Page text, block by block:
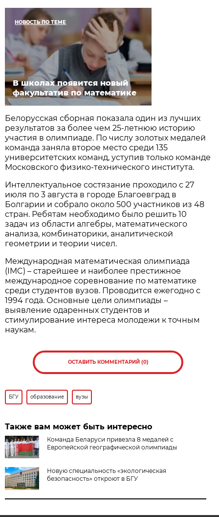
НОВОСТЬ ПО ТЕМЕ
В школах появится новый
факультатив по математике
Белорусская сборная показала один из лучших
результатов за более чем 25-летнюю историю
участия в олимпиаде. По числу золотых медалей
команда заняла второе место среди 135
университетских команд, уступив только команде
Московского физико-технического института.
Интеллектуальное состязание проходило с 27
июля по 3 августа в городе Благоевград в
Болгарии и собрало около 500 участников из 48
стран. Ребятам необходимо было решить 10
задач из области алгебры, математического
анализа, комбинаторики, аналитической
геометрии и теории чисел.
Международная математическая олимпиада
(IMC) – старейшее и наиболее престижное
международное соревнование по математике
среди студентов вузов. Проводится ежегодно с
1994 года. Основные цели олимпиады –
выявление одаренных студентов и
стимулирование интереса молодежи к точным
наукам.
ОСТАВИТЬ КОММЕНТАРИЙ (0)
БГУ образование вузы
Также вам может быть интересно
Команда Беларуси привезла 8 медалей с
Европейской географической олимпиады
Новую специальность «экологическая
безопасность» откроют в БГУ